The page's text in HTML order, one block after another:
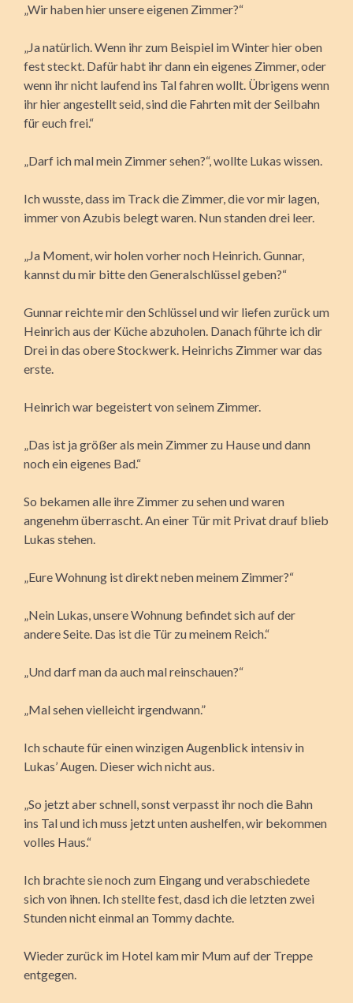
„Wir haben hier unsere eigenen Zimmer?“
„Ja natürlich. Wenn ihr zum Beispiel im Winter hier oben
fest steckt. Dafür habt ihr dann ein eigenes Zimmer, oder
wenn ihr nicht laufend ins Tal fahren wollt. Übrigens wenn
ihr hier angestellt seid, sind die Fahrten mit der Seilbahn
für euch frei.“
„Darf ich mal mein Zimmer sehen?“, wollte Lukas wissen.
Ich wusste, dass im Track die Zimmer, die vor mir lagen,
immer von Azubis belegt waren. Nun standen drei leer.
„Ja Moment, wir holen vorher noch Heinrich. Gunnar,
kannst du mir bitte den Generalschlüssel geben?“
Gunnar reichte mir den Schlüssel und wir liefen zurück um
Heinrich aus der Küche abzuholen. Danach führte ich dir
Drei in das obere Stockwerk. Heinrichs Zimmer war das
erste.
Heinrich war begeistert von seinem Zimmer.
„Das ist ja größer als mein Zimmer zu Hause und dann
noch ein eigenes Bad.“
So bekamen alle ihre Zimmer zu sehen und waren
angenehm überrascht. An einer Tür mit Privat drauf blieb
Lukas stehen.
„Eure Wohnung ist direkt neben meinem Zimmer?“
„Nein Lukas, unsere Wohnung befindet sich auf der
andere Seite. Das ist die Tür zu meinem Reich.“
„Und darf man da auch mal reinschauen?“
„Mal sehen vielleicht irgendwann.”
Ich schaute für einen winzigen Augenblick intensiv in
Lukas’ Augen. Dieser wich nicht aus.
„So jetzt aber schnell, sonst verpasst ihr noch die Bahn
ins Tal und ich muss jetzt unten aushelfen, wir bekommen
volles Haus.“
Ich brachte sie noch zum Eingang und verabschiedete
sich von ihnen. Ich stellte fest, dasd ich die letzten zwei
Stunden nicht einmal an Tommy dachte.
Wieder zurück im Hotel kam mir Mum auf der Treppe
entgegen.